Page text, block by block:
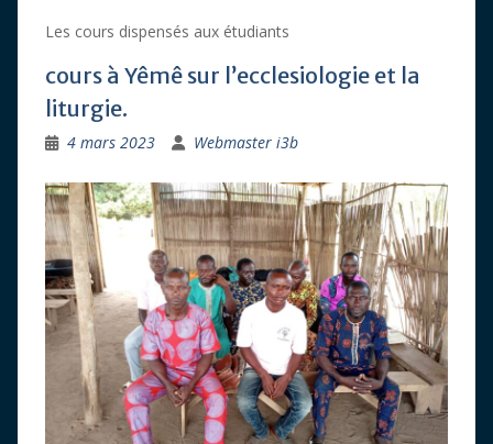
Les cours dispensés aux étudiants
cours à Yêmê sur l’ecclesiologie et la
liturgie.
4 mars 2023 Webmaster i3b